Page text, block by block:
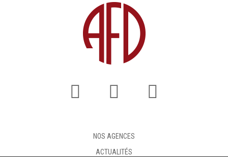
NOS AGENCES
ACTUALITÉS